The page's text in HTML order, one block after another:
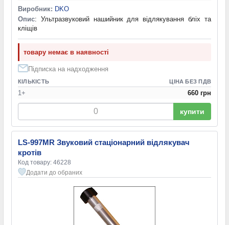
Виробник: DKO
Опис: Ультразвуковий нашийник для відлякування бліх та
кліщів
товару немає в наявності
Підписка на надходження
КІЛЬКІСТЬ ЦІНА БЕЗ ПДВ
1+ 660 грн
купити
LS-997MR Звуковий стаціонарний відлякувач
кротів
Код товару: 46228
Додати до обраних